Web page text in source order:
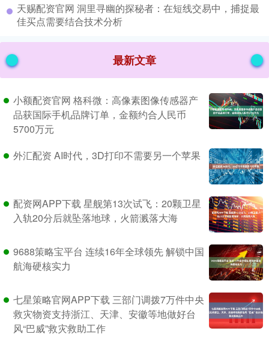
​天赐配资官网 洞里寻幽的探秘者：在短线交易中，捕捉最
佳买点需要结合技术分析
最新文章
小额配资官网 格科微：高像素图像传感器产
品获国际手机品牌订单，金额约合人民币
5700万元
外汇配资 AI时代，3D打印不需要另一个苹果
配资网APP下载 星舰第13次试飞：20颗卫星
入轨20分后就坠落地球，火箭溅落大海
9688策略宝平台 连续16年全球领先 解锁中国
航海硬核实力
七星策略官网APP下载 三部门调拨7万件中央
救灾物资支持浙江、天津、安徽等地做好台
风“巴威”救灾救助工作